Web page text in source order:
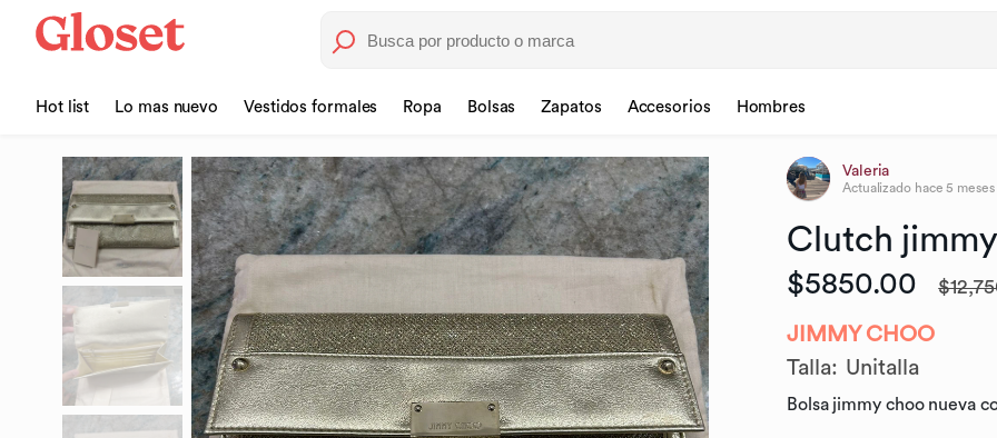
Hot list Lo mas nuevo Vestidos formales Ropa Bolsas Zapatos Accesorios Hombres
Valeria
Actualizado hace 5 meses
Clutch jimmy
$5850.00
JIMMY CHOO
Talla: Unitalla
Bolsa jimmy choo nueva